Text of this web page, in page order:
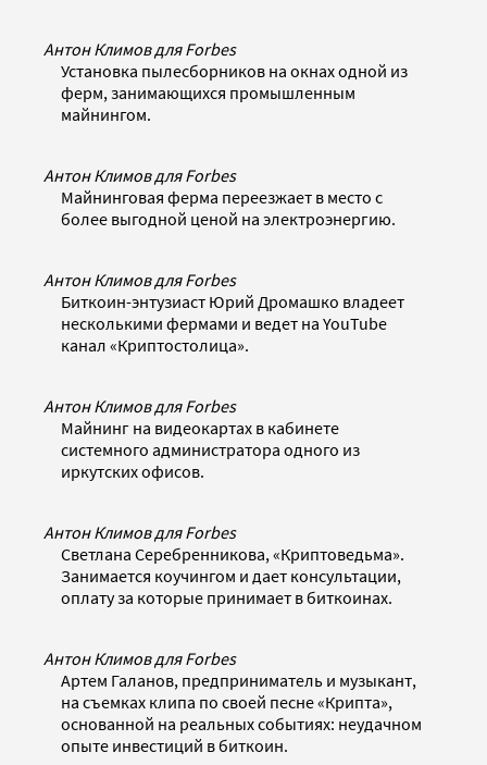
Антон Климов для Forbes
Установка пылесборников на окнах одной из
ферм, занимающихся промышленным
майнингом.
Антон Климов для Forbes
Майнинговая ферма переезжает в место с
более выгодной ценой на электроэнергию.
Антон Климов для Forbes
Биткоин-энтузиаст Юрий Дромашко владеет
несколькими фермами и ведет на YouTube
канал «Криптостолица».
Антон Климов для Forbes
Майнинг на видеокартах в кабинете
системного администратора одного из
иркутских офисов.
Антон Климов для Forbes
Светлана Серебренникова, «Криптоведьма».
Занимается коучингом и дает консультации,
оплату за которые принимает в биткоинах.
Антон Климов для Forbes
Артем Галанов, предприниматель и музыкант,
на съемках клипа по своей песне «Крипта»,
основанной на реальных событиях: неудачном
опыте инвестиций в биткоин.